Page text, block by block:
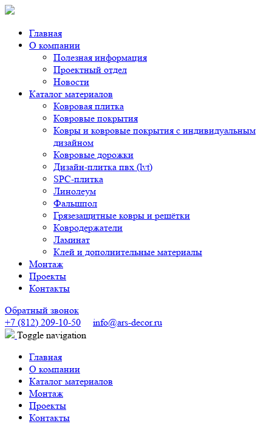
Главная
О компании
Полезная информация
Проектный отдел
Новости
Каталог материалов
Ковровая плитка
Ковровые покрытия
Ковры и ковровые покрытия с индивидуальным
дизайном
Ковровые дорожки
Дизайн-плитка пвх (lvt)
SPC-плитка
Линолеум
Фальшпол
Грязезащитные ковры и решётки
Ковродержатели
Ламинат
Клей и дополнительные материалы
Монтаж
Проекты
Контакты
Обратный звонок
+7 (812) 209-10-50
info@ars-decor.ru
Toggle navigation
Главная
О компании
Каталог материалов
Монтаж
Проекты
Контакты